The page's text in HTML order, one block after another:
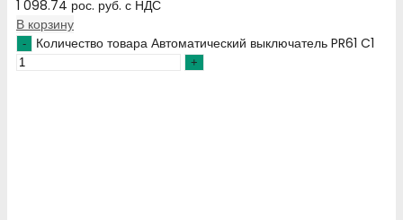
1 098.74 рос. руб. с НДС
В корзину
Количество товара Автоматический выключатель PR61 C1